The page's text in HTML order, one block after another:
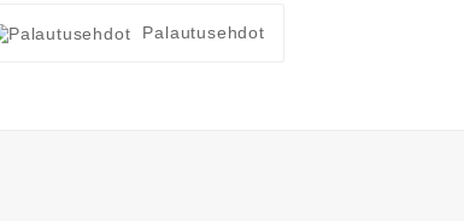
Palautusehdot